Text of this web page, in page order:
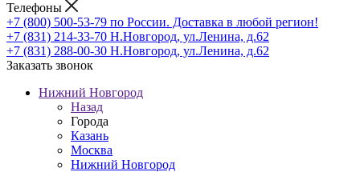
Телефоны
+7 (800) 500-53-79 по России. Доставка в любой регион!
+7 (831) 214-33-70 Н.Новгород, ул.Ленина, д.62
+7 (831) 288-00-30 Н.Новгород, ул.Ленина, д.62
Заказать звонок
Нижний Новгород
Назад
Города
Казань
Москва
Нижний Новгород